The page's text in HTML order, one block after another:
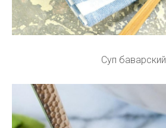
Суп баварский